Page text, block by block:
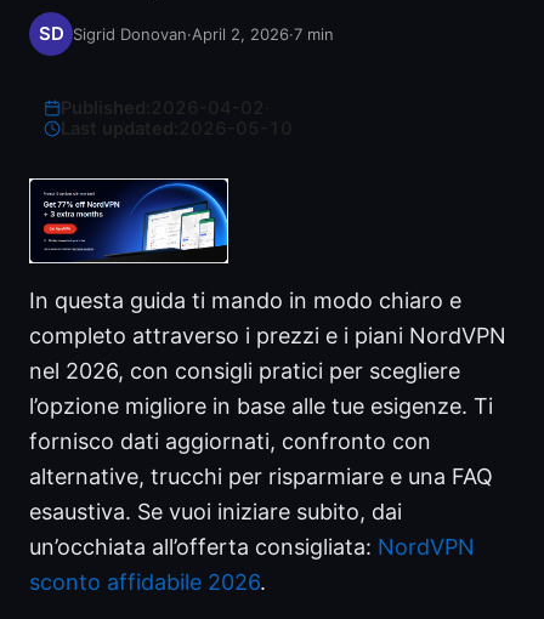
Sigrid Donovan·April 2, 2026·7 min
Last updated:
In questa guida ti mando in modo chiaro e
completo attraverso i prezzi e i piani NordVPN
nel 2026, con consigli pratici per scegliere
l’opzione migliore in base alle tue esigenze. Ti
fornisco dati aggiornati, confronto con
alternative, trucchi per risparmiare e una FAQ
esaustiva. Se vuoi iniziare subito, dai
un’occhiata all’offerta consigliata: NordVPN
sconto affidabile 2026.